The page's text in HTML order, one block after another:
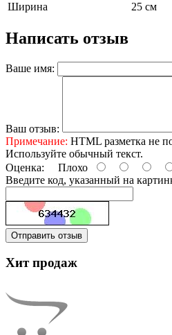
Ширина
25 см
Написать отзыв
Ваше имя:
Ваш отзыв:
Примечание: HTML разметка не
Используйте обычный текст.
Оценка: Плохо
Введите код, указанный на
Отправить отзыв
Хит продаж